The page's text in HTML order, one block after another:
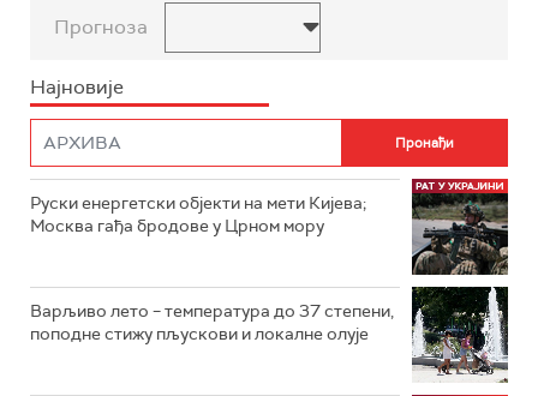
Прогноза
Најновије
Руски енергетски објекти на мети Кијева;
Москва гађа бродове у Црном мору
Варљиво лето – температура до 37 степени,
поподне стижу пљускови и локалне олује